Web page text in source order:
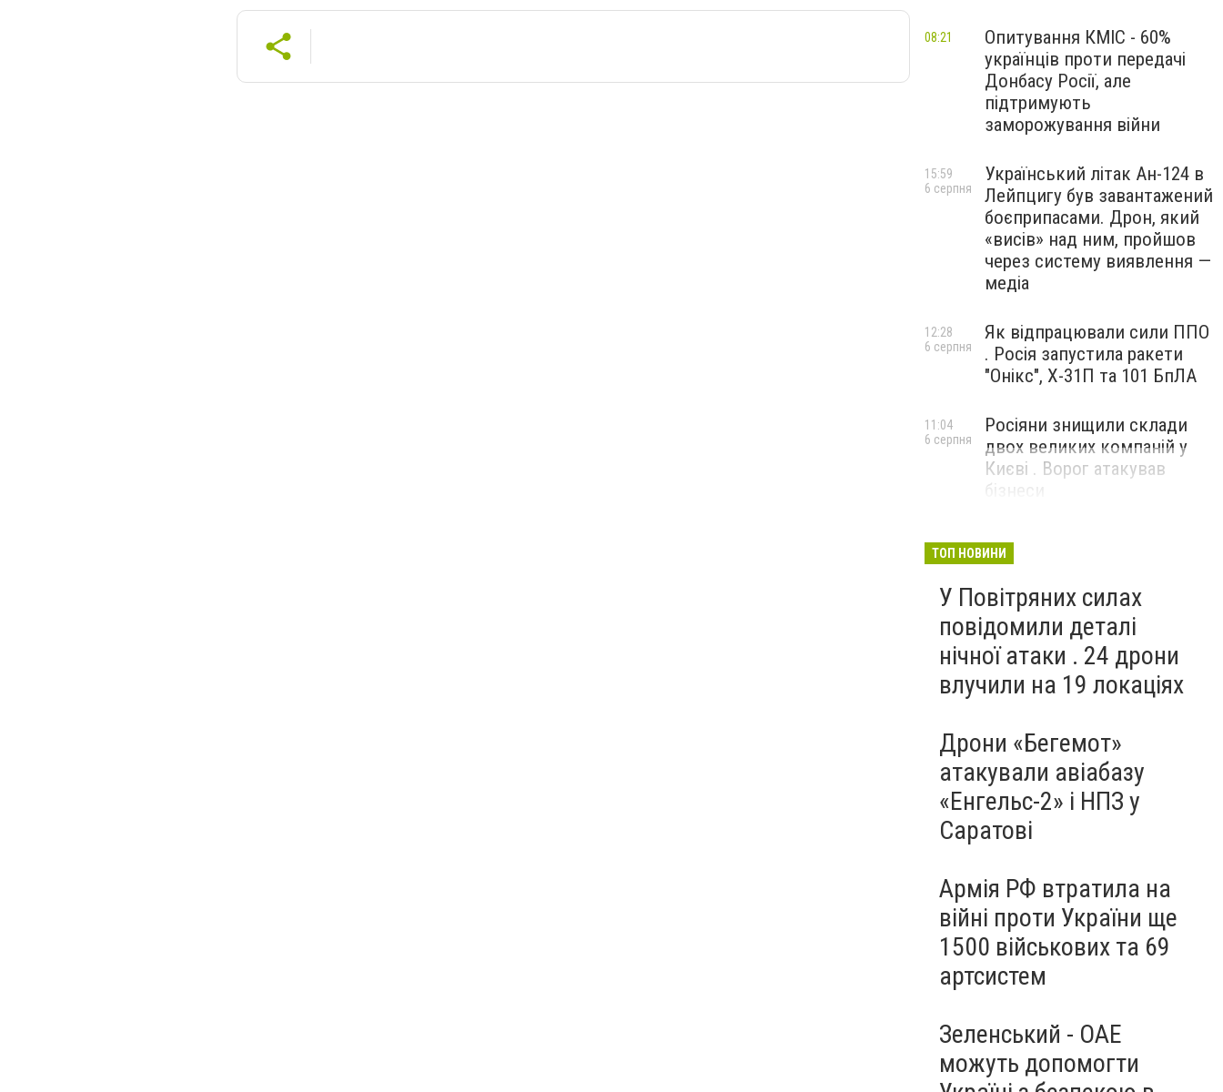
Опитування КМІС - 60%
українців проти передачі
Донбасу Росії, але
підтримують
заморожування війни
08:21
Український літак Ан-124 в
Лейпцигу був завантажений
боєприпасами. Дрон, який
«висів» над ним, пройшов
через систему виявлення —
медіа
15:59
6 серпня
Як відпрацювали сили ППО
. Росія запустила ракети
"Онікс", Х-31П та 101 БпЛА
12:28
6 серпня
Росіяни знищили склади
двох великих компаній у
Києві . Ворог атакував
бізнеси
11:04
6 серпня
ТОП НОВИНИ
У Повітряних силах
повідомили деталі
нічної атаки . 24 дрони
влучили на 19 локаціях
Дрони «Бегемот»
атакували авіабазу
«Енгельс-2» і НПЗ у
Саратові
Армія РФ втратила на
війні проти України ще
1500 військових та 69
артсистем
Зеленський - ОАЕ
можуть допомогти